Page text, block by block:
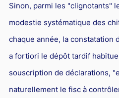
Sinon, parmi les "clignotants"
modestie systématique des
chaque année, la constatation
a fortiori le dépôt tardif
souscription de déclarations,
naturellement le fisc à